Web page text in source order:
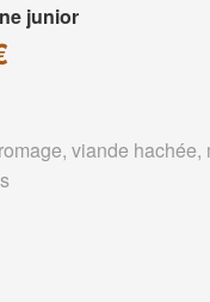
junior
viande hachée,